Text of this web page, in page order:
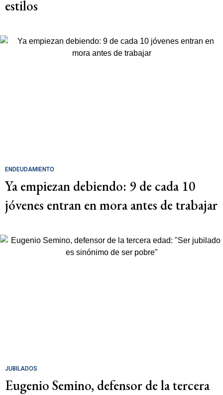
estilos
ENDEUDAMIENTO
Ya empiezan debiendo: 9 de cada 10
jóvenes entran en mora antes de trabajar
JUBILADOS
Eugenio Semino, defensor de la tercera